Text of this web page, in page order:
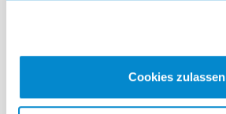
Cookies zulassen
mail info@lista.com
Follow us!